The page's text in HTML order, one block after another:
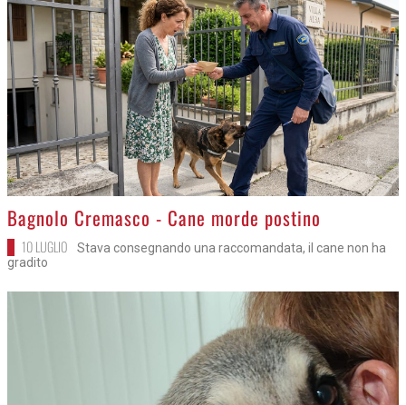
>
Bagnolo Cremasco - Cane morde postino
10 LUGLIO
Stava consegnando una raccomandata, il cane non ha
gradito